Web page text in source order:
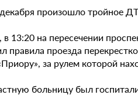
произошло тройное
на пересечении
проезда
за рулем которой
больницу был